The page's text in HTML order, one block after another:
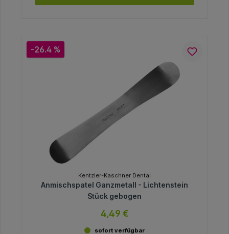
-26.4 %
Kentzler-Kaschner Dental
Anmischspatel Ganzmetall - Lichtenstein
Stück gebogen
4,49 €
sofort verfügbar